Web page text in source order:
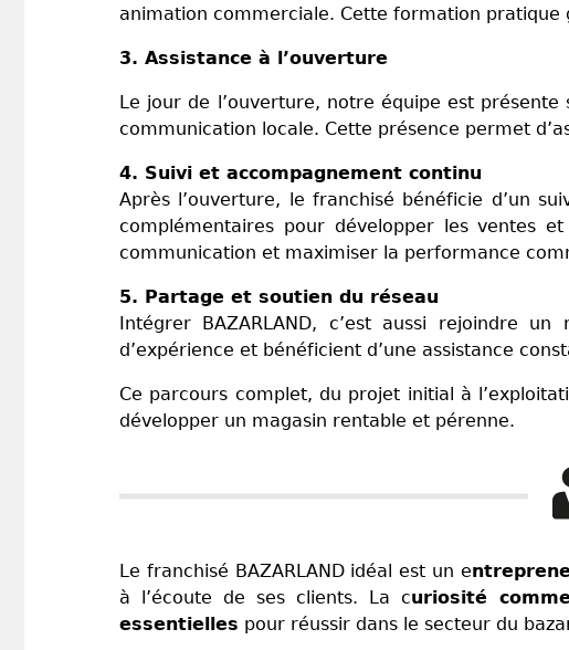
animation commerciale. Cette formation pratique
3. Assistance à l’ouverture
Le jour de l’ouverture, notre équipe est
communication locale. Cette présence permet
4. Suivi et accompagnement continu
Après l’ouverture, le franchisé bénéficie d’un
complémentaires pour développer les ventes
communication et maximiser la performance
5. Partage et soutien du réseau
Intégrer BAZARLAND, c’est aussi rejoindre
d’expérience et bénéficient d’une assistance
Ce parcours complet, du projet initial à
développer un magasin rentable et pérenne.
Le franchisé BAZARLAND idéal est un e
à l’écoute de ses clients. La curiosité
essentielles pour réussir dans le secteur du